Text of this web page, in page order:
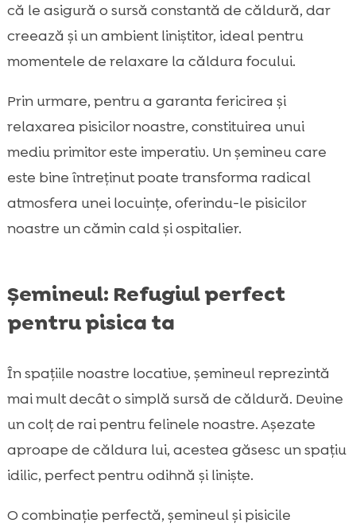
că le asigură o sursă constantă de căldură, dar
creează și un ambient liniștitor, ideal pentru
momentele de relaxare la căldura focului.
Prin urmare, pentru a garanta fericirea și
relaxarea pisicilor noastre, constituirea unui
mediu primitor este imperativ. Un șemineu care
este bine întreținut poate transforma radical
atmosfera unei locuințe, oferindu-le pisicilor
noastre un cămin cald și ospitalier.
Șemineul: Refugiul perfect
pentru pisica ta
În spațiile noastre locative, șemineul reprezintă
mai mult decât o simplă sursă de căldură. Devine
un colț de rai pentru felinele noastre. Așezate
aproape de căldura lui, acestea găsesc un spațiu
idilic, perfect pentru odihnă și liniște.
O combinație perfectă, șemineul și pisicile